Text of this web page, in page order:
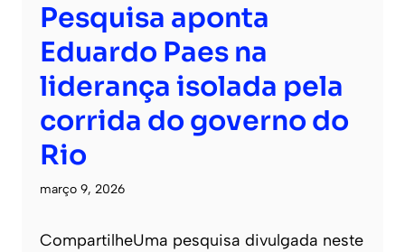
Pesquisa aponta
Eduardo Paes na
liderança isolada pela
corrida do governo do
Rio
março 9, 2026
CompartilheUma pesquisa divulgada neste